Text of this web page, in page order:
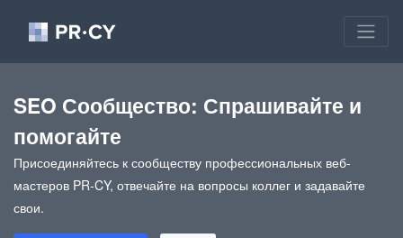
SEO Сообщество: Спрашивайте и
помогайте
Присоединяйтесь к сообществу профессиональных веб-
мастеров PR-CY, отвечайте на вопросы коллег и задавайте
свои.